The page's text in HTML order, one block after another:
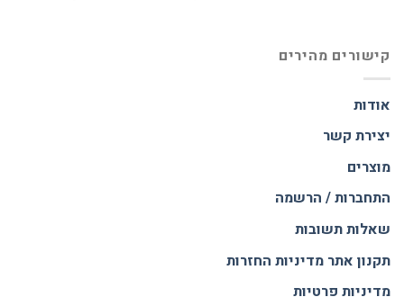
קישורים מהירים
אודות
יצירת קשר
מוצרים
התחברות / הרשמה
שאלות תשובות
תקנון אתרמדיניות החזרות
מדיניות פרטיות